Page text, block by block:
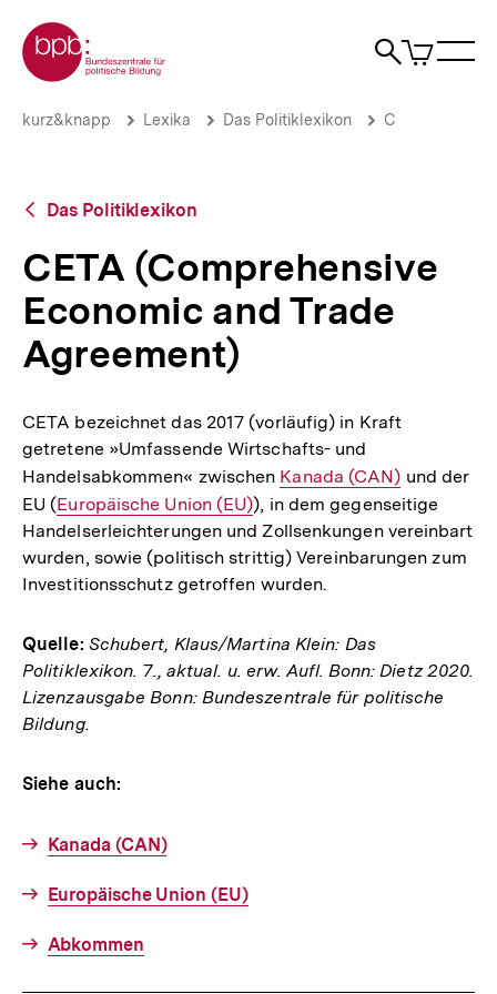
zum
Seiteninhalt
springen
Zur Startseite der bpb
Suche
Artikel
im
CETA
Trade
bpb.de
Brotkrümelnavigation
Pfadnavigation
kurz&knapp Lexika Das Politiklexikon C
Zurück
Übersicht
Das Politiklexikon
CETA (Comprehensive
Economic and Trade
Agreement)
CETA bezeichnet das 2017 (vorläufig) in Kraft
getretene »Umfassende Wirtschafts- und
Handelsabkommen« zwischen Interner
Link:
Kanada (CAN) und der
EU (Interner
Link:
Europäische Union (EU)), in dem gegenseitige
Handelserleichterungen und Zollsenkungen vereinbart
wurden, sowie (politisch strittig) Vereinbarungen zum
Investitionsschutz getroffen wurden.
Quelle: Schubert, Klaus/Martina Klein: Das
Politiklexikon. 7., aktual. u. erw. Aufl. Bonn: Dietz 2020.
Lizenzausgabe Bonn: Bundeszentrale für politische
Bildung.
Siehe auch:
Kanada (CAN)
Europäische Union (EU)
Abkommen